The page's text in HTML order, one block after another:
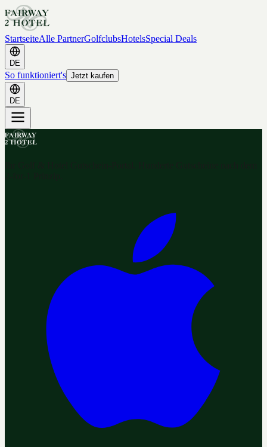
StartseiteAlle PartnerGolfclubsHotelsSpecial Deals
DE
So funktioniert's Jetzt kaufen
DE